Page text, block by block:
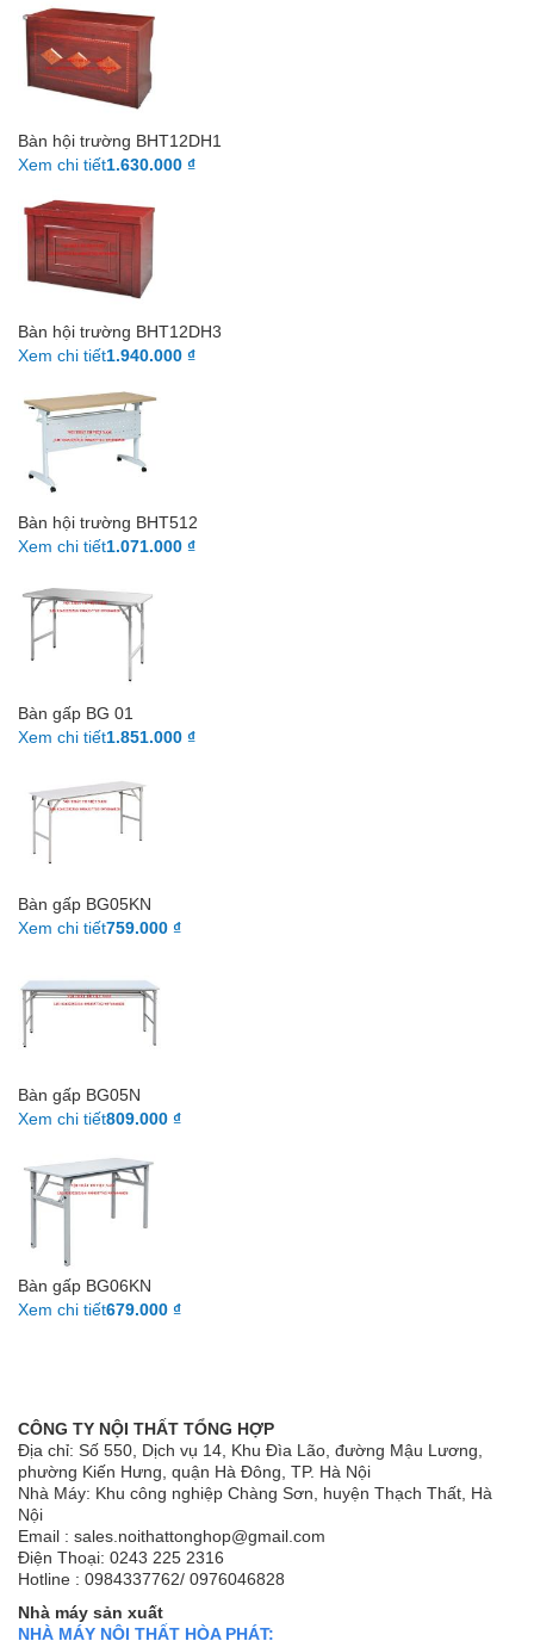
Bàn hội trường BHT12DH1
Xem chi tiết1.630.000 ₫
Bàn hội trường BHT12DH3
Xem chi tiết1.940.000 ₫
Bàn hội trường BHT512
Xem chi tiết1.071.000 ₫
Bàn gấp BG 01
Xem chi tiết1.851.000 ₫
Bàn gấp BG05KN
Xem chi tiết759.000 ₫
Bàn gấp BG05N
Xem chi tiết809.000 ₫
Bàn gấp BG06KN
Xem chi tiết679.000 ₫
CÔNG TY NỘI THẤT TỔNG HỢP
Địa chỉ: Số 550, Dịch vụ 14, Khu Đìa Lão, đường Mậu Lương,
phường Kiến Hưng, quận Hà Đông, TP. Hà Nội
Nhà Máy: Khu công nghiệp Chàng Sơn, huyện Thạch Thất, Hà
Nội
Email : sales.noithattonghop@gmail.com
Điện Thoại: 0243 225 2316
Hotline : 0984337762/ 0976046828
Nhà máy sản xuất
NHÀ MÁY NỘI THẤT HÒA PHÁT: